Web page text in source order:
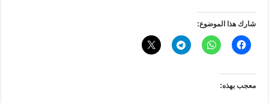
شارك هذا الموضوع:
معجب بهذه: